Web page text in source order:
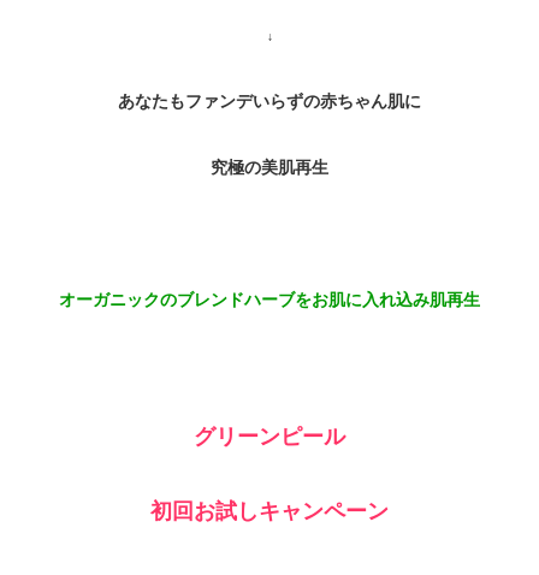
↓
あなたもファンデいらずの赤ちゃん肌に
究極の美肌再生
オーガニックのブレンドハーブをお肌に入れ込み肌再生
グリーンピール
初回お試しキャンペーン